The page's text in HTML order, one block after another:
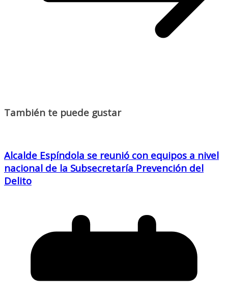
También te puede gustar
Alcalde Espíndola se reunió con equipos a nivel
nacional de la Subsecretaría Prevención del
Delito